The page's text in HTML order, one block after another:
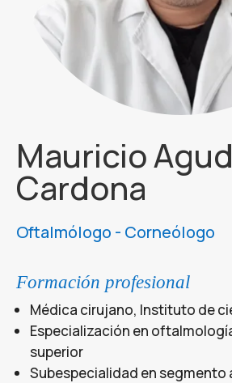
Mauricio
Cardona
Oftalmólogo - Corneólogo
Formación profesional
Médica cirujano, Instituto de
Especialización en
superior
Subespecialidad en segmento